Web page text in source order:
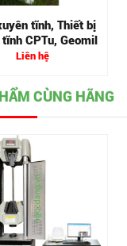
tĩnh, Thiết bị
CPTu, Geomil
Liên hệ
CÙNG HÃNG